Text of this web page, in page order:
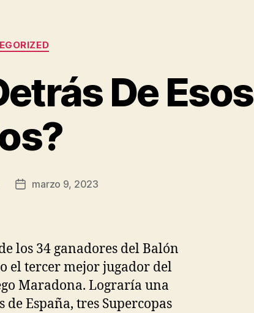
Categorías
De Esos
Fechamarzo 9, 2023
los 34 ganadores del Balón
el tercer mejor jugador del
Maradona. Lograría una
de España, tres Supercopas